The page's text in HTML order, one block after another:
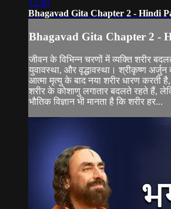
12:40
Bhagavad Gita Chapter 2 - Hindi
Bhagavad Gita Chapter 2 -
जीवन के विभिन्न चरणों में व्यक्ति शरीर
युवावस्था, और वृद्धावस्था। श्रीकृष्ण अर्जुन
आत्मा मृत्यु के बाद नया शरीर धारण करती
शरीर के कोशाणु लगातार बदलते रहते हैं,
भौतिक विज्ञान भी मानता है कि शरीर हर...